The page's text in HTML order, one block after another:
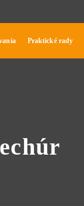
Praktické rady